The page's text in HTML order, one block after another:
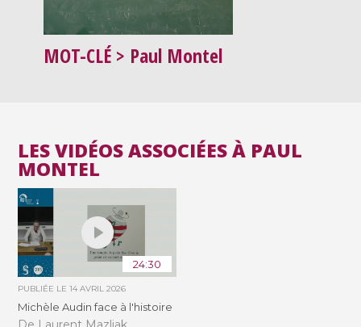
MOT-CLÉ > Paul Montel
LES VIDÉOS ASSOCIÉES À PAUL
MONTEL
24:30
PUBLIÉE LE14 AVRIL 2026
Michèle Audin face à l'histoire